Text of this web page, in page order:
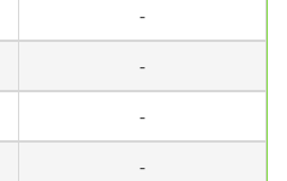
-
-
-
-